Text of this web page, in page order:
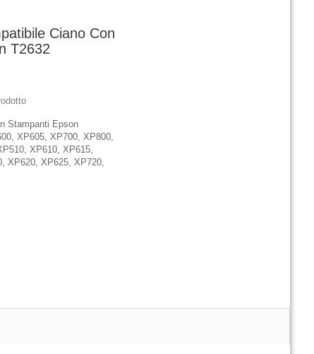
Ciano Con
T2632
Stampanti Epson
XP605, XP700, XP800,
XP610, XP615,
XP620, XP625, XP720,